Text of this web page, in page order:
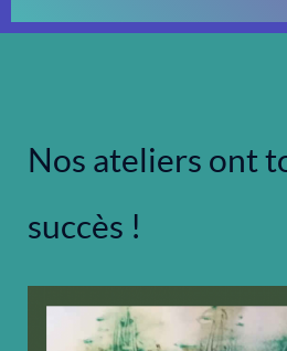
Nos ateliers ont
succès !